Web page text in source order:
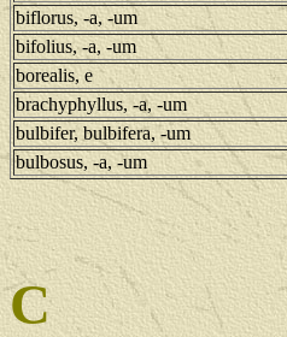
biflorus, -a, -um
bifolius, -a, -um
borealis, e
brachyphyllus, -a, -um
bulbifer, bulbifera, -um
bulbosus, -a, -um
C